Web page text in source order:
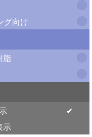
グ向け
脂
示